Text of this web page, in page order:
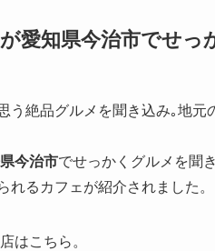
愛知県今治市でせっ
絶品グルメを聞き込み｡地元
今治市でせっかくグルメを聞
るカフェが紹介されました。
はこちら。